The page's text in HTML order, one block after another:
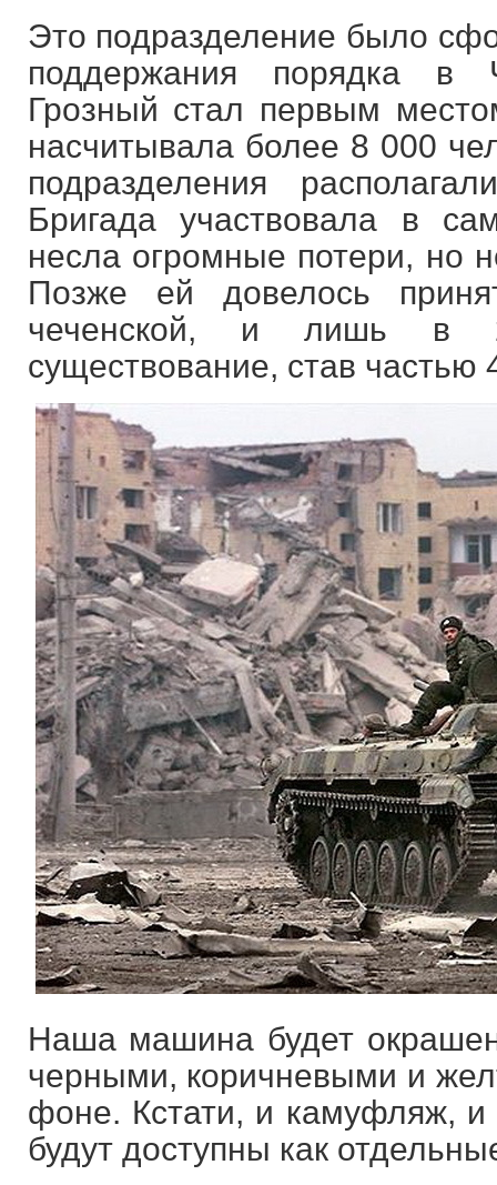
Это подразделение было
поддержания порядка в
Грозный стал первым
насчитывала более 8 000
подразделения
Бригада участвовала в
несла огромные потери, но
Позже ей довелось
чеченской, и лишь в
существование, став
Наша машина будет
черными, коричневыми и
фоне. Кстати, и камуфляж,
будут доступны как